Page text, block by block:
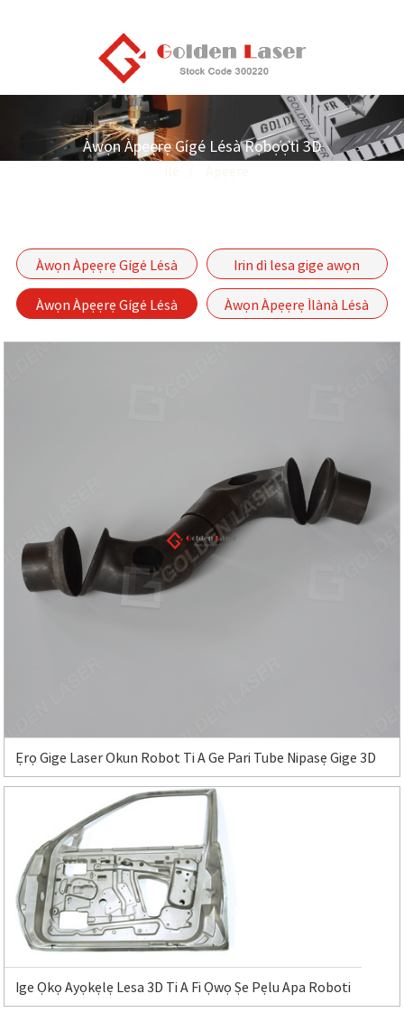
Àwọn Àpẹẹrẹ Gígé Lésà Rọ́bọ́ọ̀tì 3D
Àwọn Àpẹẹrẹ Gígé Lésà
Píìpù àti Píìpù
Irin dì lesa gige awọn
ayẹwo
Àwọn Àpẹẹrẹ Gígé Lésà
Àwọn Àpẹẹrẹ Ìlànà Lésà
Ẹrọ Gige Laser Okun Robot Ti A Ge Pari Tube Nipasẹ Gige 3D
Ige Ọkọ Ayọkẹlẹ Lesa 3D Ti A Fi Ọwọ Ṣe Pẹlu Apa Roboti